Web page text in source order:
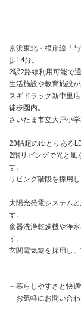
京浜東北・根岸線「
歩14分。
2駅2路線利用可能で
生活施設や教育施設
スギドラッグ新中里
徒歩圏内。
さいたま市立大戸小
20帖超のゆとりある
2階リビングで光と風
す。
リビング階段を採用
太陽光発電システム
す。
食器洗浄乾燥機や浄
す。
玄関電気錠を採用し
～暮らしやすさと快
お気軽にお問い合わ